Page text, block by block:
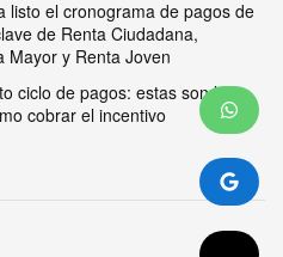
listo el cronograma de pagos de
de Renta Ciudadana,
Mayor y Renta Joven
ciclo de pagos: estas son las
cobrar el incentivo